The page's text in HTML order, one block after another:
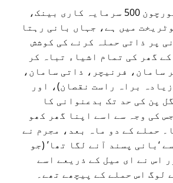
، ایک فورچون 500 سرمایہ کاری بینک،
میں ہے، جہاں بانی رہتا
پر ذاتی حملہ کرنے کی کوشش
گھر کی تمام اشیاء تباہ کر
سامان، فرنیچر، ذاتی سامان،
سے زیادہ براہ راست نقصان)، اور
پن کی حد تک بدعنوانی کا
کی وجہ سے اسے اپنا گھر کھو
حملے کے دو ماہ بعد، مجرم نے
بانی پسند آنے لگا تھا (جو
اس نے ای میل کے ذریعے اسے
لوگ اس حملے کے پیچھے تھے۔